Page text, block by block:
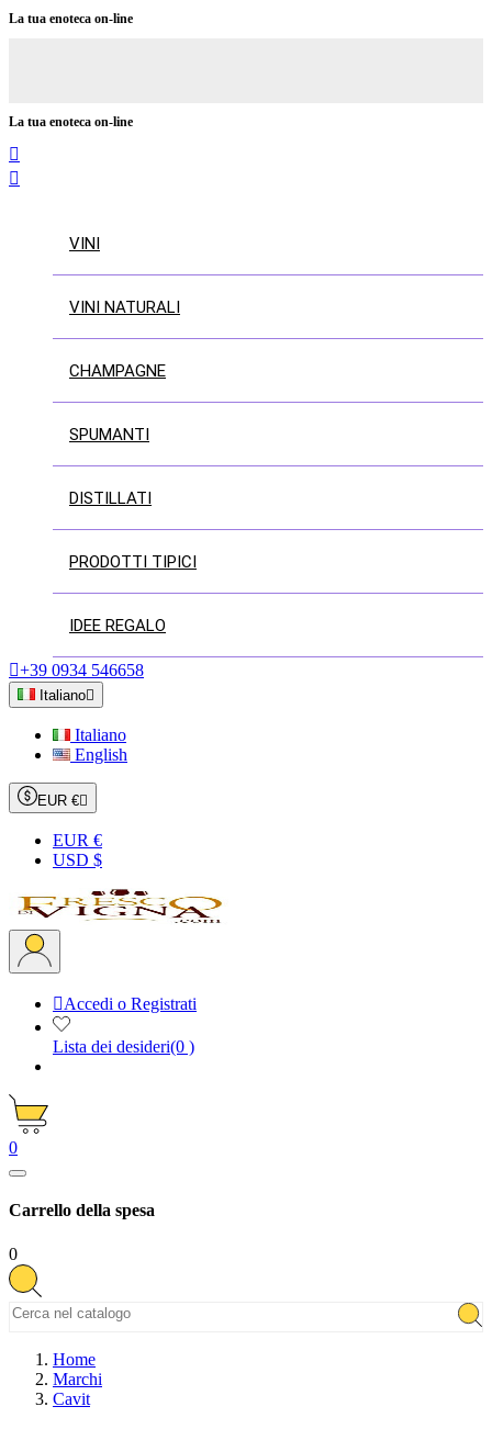
La tua enoteca on-line
La tua enoteca on-line


VINI
VINI NATURALI
CHAMPAGNE
SPUMANTI
DISTILLATI
PRODOTTI TIPICI
IDEE REGALO
+39 0934 546658
Italiano
Italiano
English
EUR €
EUR €
USD $
Accedi o Registrati
Lista dei desideri(0 )
0
Carrello della spesa
0
Home
Marchi
Cavit